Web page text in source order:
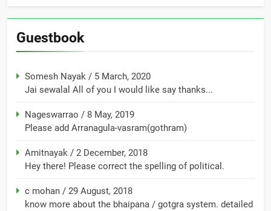
Guestbook
Somesh Nayak / 5 March, 2020
Jai sewalal All of you I would like say thanks...
Nageswarrao / 8 May, 2019
Please add Arranagula-vasram(gothram)
Amitnayak / 2 December, 2018
Hey there! Please correct the spelling of political.
c mohan / 29 August, 2018
know more about the bhaipana / gotgra system. detailed